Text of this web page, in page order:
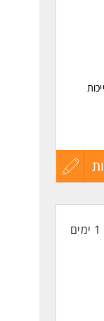
עדכון
1 ימים